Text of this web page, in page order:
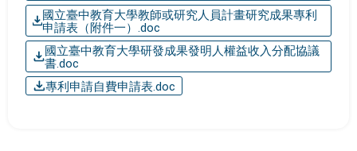
國立臺中教育大學教師或研究人員計畫研究成果專利
申請表（附件一）.doc
國立臺中教育大學研發成果發明人權益收入分配協議
書.doc
專利申請自費申請表.doc